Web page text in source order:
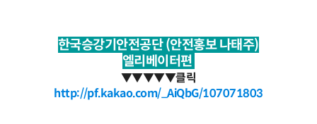
한국승강기안전공단 (안전홍보 나태주)
엘리베이터편
▼▼▼▼▼클릭
http://pf.kakao.com/_AiQbG/107071803